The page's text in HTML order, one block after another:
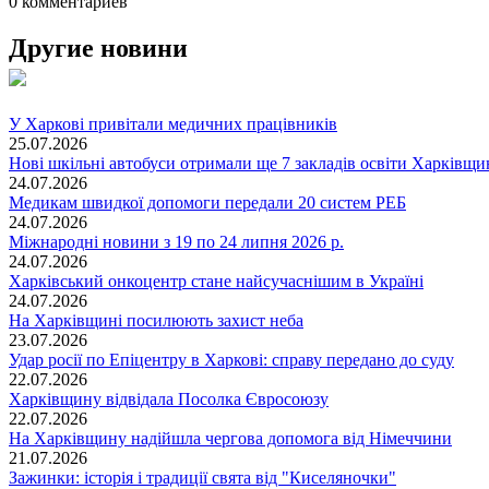
Другие новини
У Харкові привітали медичних працівників
25.07.2026
Нові шкільні автобуси отримали ще 7 закладів освіти
24.07.2026
Медикам швидкої допомоги передали 20 систем РЕБ
24.07.2026
Міжнародні новини з 19 по 24 липня 2026 р.
24.07.2026
Харківський онкоцентр стане найсучаснішим в Україні
24.07.2026
На Харківщині посилюють захист неба
23.07.2026
Удар росії по Епіцентру в Харкові: справу передано до суду
22.07.2026
Харківщину відвідала Посолка Євросоюзу
22.07.2026
На Харківщину надійшла чергова допомога від Німеччини
21.07.2026
Зажинки: історія і традиції свята від "Киселяночки"